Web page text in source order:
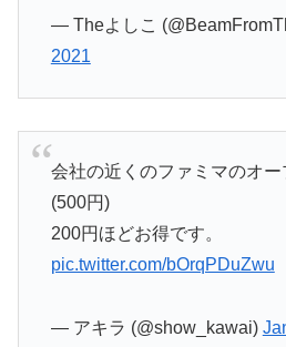
— Theよしこ
2021
会社の近くのファミマのオ
(500円)
200円ほどお得です。
pic.twitter.com/bOrqPDuZwu
— アキラ (@show_kawai)